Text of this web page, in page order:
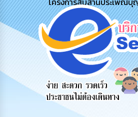
สายด่วนผู้
บริหาร
รับฟังความ
คิดเห็น
ประชาชน